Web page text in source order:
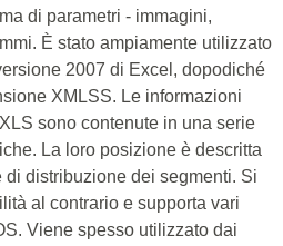
di parametri - immagini,
È stato ampiamente utilizzato
2007 di Excel, dopodiché
XMLSS. Le informazioni
sono contenute in una serie
La loro posizione è descritta
distribuzione dei segmenti. Si
al contrario e supporta vari
Viene spesso utilizzato dai